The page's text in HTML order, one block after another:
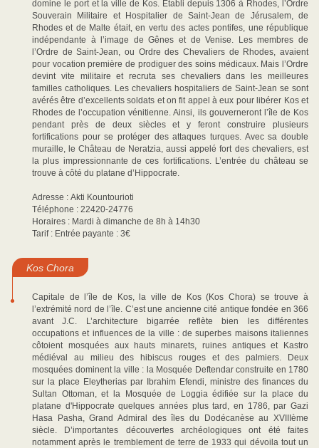
domine le port et la ville de Kos. Établi depuis 1306 à Rhodes, l’Ordre
Souverain Militaire et Hospitalier de Saint-Jean de Jérusalem, de
Rhodes et de Malte était, en vertu des actes pontifes, une république
indépendante à l’image de Gênes et de Venise. Les membres de
l’Ordre de Saint-Jean, ou Ordre des Chevaliers de Rhodes, avaient
pour vocation première de prodiguer des soins médicaux. Mais l’Ordre
devint vite militaire et recruta ses chevaliers dans les meilleures
familles catholiques. Les chevaliers hospitaliers de Saint-Jean se sont
avérés être d’excellents soldats et on fit appel à eux pour libérer Kos et
Rhodes de l’occupation vénitienne. Ainsi, ils gouverneront l’île de Kos
pendant près de deux siècles et y feront construire plusieurs
fortifications pour se protéger des attaques turques. Avec sa double
muraille, le Château de Neratzia, aussi appelé fort des chevaliers, est
la plus impressionnante de ces fortifications. L’entrée du château se
trouve à côté du platane d’Hippocrate.
Adresse : Akti Kountourioti
Téléphone : 22420-24776
Horaires : Mardi à dimanche de 8h à 14h30
Tarif : Entrée payante : 3€
Kos Chora
Capitale de l’île de Kos, la ville de Kos (Kos Chora) se trouve à
l’extrémité nord de l’île. C’est une ancienne cité antique fondée en 366
avant J.C. L’architecture bigarrée reflète bien les différentes
occupations et influences de la ville : de superbes maisons italiennes
côtoient mosquées aux hauts minarets, ruines antiques et Kastro
médiéval au milieu des hibiscus rouges et des palmiers. Deux
mosquées dominent la ville : la Mosquée Deftendar construite en 1780
sur la place Eleytherias par Ibrahim Efendi, ministre des finances du
Sultan Ottoman, et la Mosquée de Loggia édifiée sur la place du
platane d'Hippocrate quelques années plus tard, en 1786, par Gazi
Hasa Pasha, Grand Admiral des îles du Dodécanèse au XVIIIème
siècle. D’importantes découvertes archéologiques ont été faites
notamment après le tremblement de terre de 1933 qui dévoila tout un